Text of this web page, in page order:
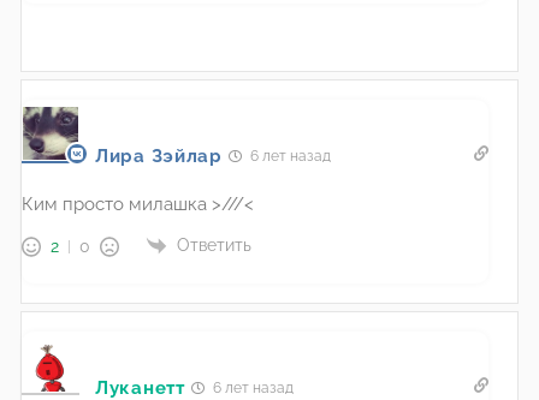
Лира Зэйлар 6 лет назад
Ким просто милашка >///<
2 0 Ответить
Луканетт 6 лет назад